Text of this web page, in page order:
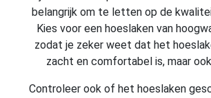
belangrijk om te letten op de
Kies voor een hoeslaken van
zodat je zeker weet dat het
zacht en comfortabel is, maar
Controleer ook of het hoeslaken